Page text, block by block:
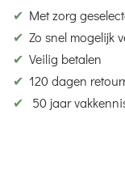
✔ Met zorg
✔ Zo snel mogelijk
✔ Veilig betalen
✔ 120 dagen
✔
50 jaar